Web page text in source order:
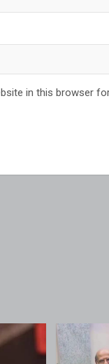
in this browser